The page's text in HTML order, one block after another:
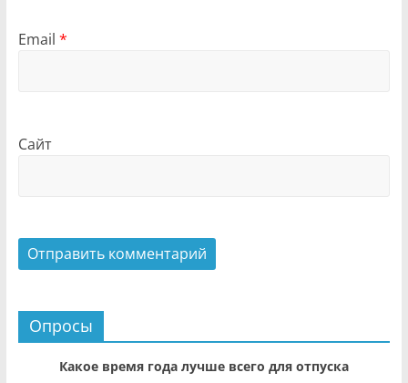
Email *
Сайт
Опросы
Какое время года лучше всего для отпуска